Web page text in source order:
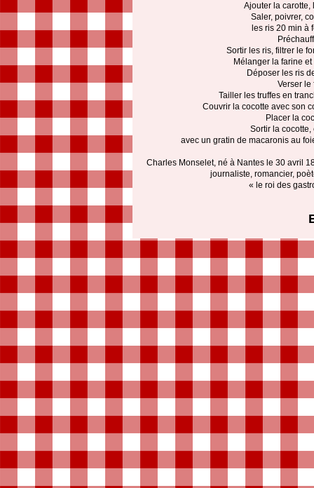
Ajouter la carotte,
Saler, poivrer,
les ris 20 min à
Sortir les ris, filtrer le
Mélanger la farine
Déposer les ris
Verser le
Tailler les truffes en
Couvrir la cocotte avec son
Placer la
Sortir la
avec un gratin de macaronis au
Charles Monselet, né à Nantes le 30 avril
journaliste, romancier,
« le roi des